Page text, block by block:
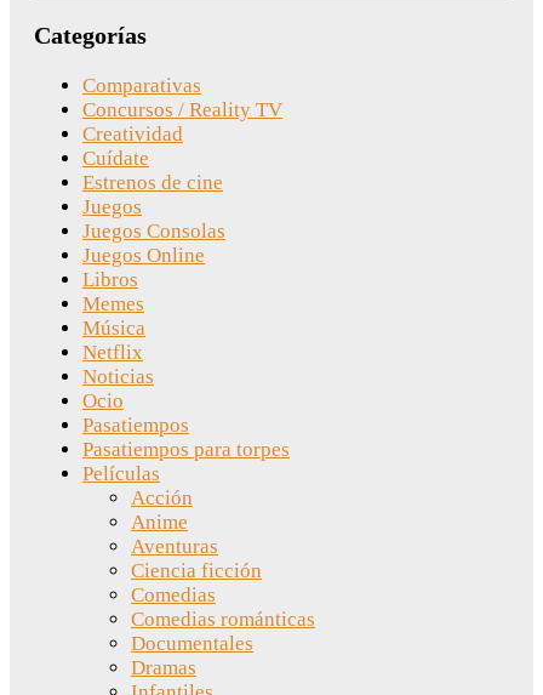
Categorías
Comparativas
Concursos / Reality TV
Creatividad
Cuídate
Estrenos de cine
Juegos
Juegos Consolas
Juegos Online
Libros
Memes
Música
Netflix
Noticias
Ocio
Pasatiempos
Pasatiempos para torpes
Películas
Acción
Anime
Aventuras
Ciencia ficción
Comedias
Comedias románticas
Documentales
Dramas